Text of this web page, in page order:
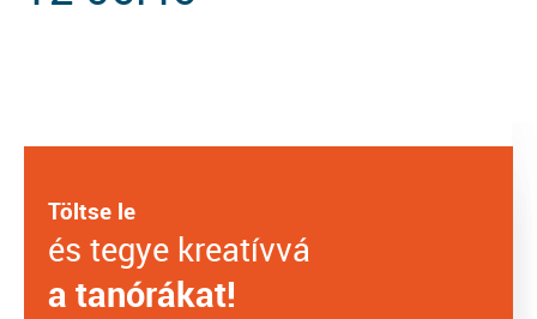
Töltse le
és tegye kreatívvá
a tanórákat!